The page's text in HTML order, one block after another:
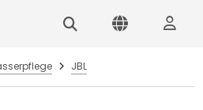
JBL